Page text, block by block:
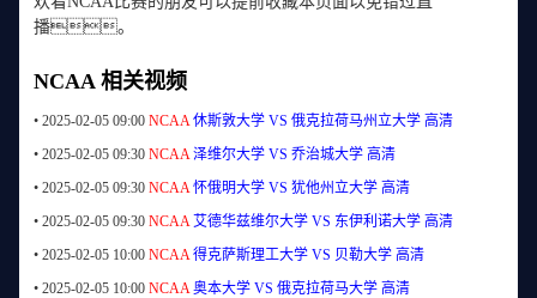
播。
NCAA 相关视频
• 2025-02-05 09:00 NCAA 休斯敦大学 VS 俄克拉荷马州立大学 高清
• 2025-02-05 09:30 NCAA 泽维尔大学 VS 乔治城大学 高清
• 2025-02-05 09:30 NCAA 怀俄明大学 VS 犹他州立大学 高清
• 2025-02-05 09:30 NCAA 艾德华兹维尔大学 VS 东伊利诺大学 高清
• 2025-02-05 10:00 NCAA 得克萨斯理工大学 VS 贝勒大学 高清
• 2025-02-05 10:00 NCAA 奥本大学 VS 俄克拉荷马大学 高清